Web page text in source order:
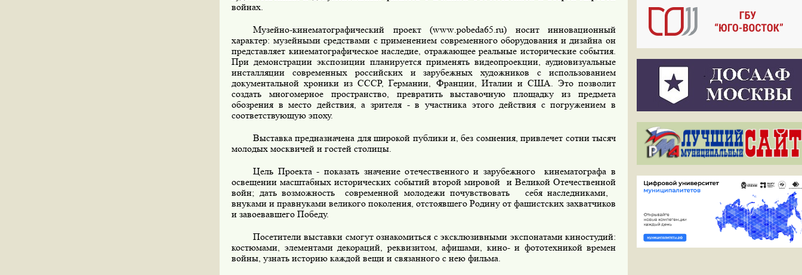
войнах.
Музейно-кинематографический проект (www.pobeda65.ru) носит инновационный
характер: музейными средствами с применением современного оборудования и дизайна он
представляет кинематографическое наследие, отражающее реальные исторические события.
При демонстрации экспозиции планируется применять видеопроекции, аудиовизуальные
инсталляции современных российских и зарубежных художников с использованием
документальной хроники из СССР, Германии, Франции, Италии и США. Это позволит
создать многомерное пространство, превратить выставочную площадку из предмета
обозрения в место действия, а зрителя - в участника этого действия с погружением в
соответствующую эпоху.
Выставка предназначена для широкой публики и, без сомнения, привлечет сотни тысяч
молодых москвичей и гостей столицы.
Цель Проекта - показать значение отечественного и зарубежного
кинематографа в
освещении масштабных исторических событий второй мировой и Великой Отечественной
войн; дать возможность
современной молодежи почувствовать
себя наследниками,
внуками и правнуками великого поколения, отстоявшего Родину от фашистских захватчиков
и завоевавшего Победу.
Посетители выставки смогут ознакомиться с эксклюзивными экспонатами киностудий:
костюмами, элементами декораций, реквизитом, афишами, кино- и фототехникой времен
войны, узнать историю каждой вещи и связанного с нею фильма.